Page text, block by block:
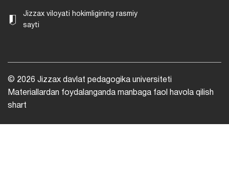
Jizzax viloyati hokimligining rasmiy
sayti
© 2026 Jizzax davlat pedagogika universiteti
Materiallardan foydalanganda manbaga faol havola qilish
shart